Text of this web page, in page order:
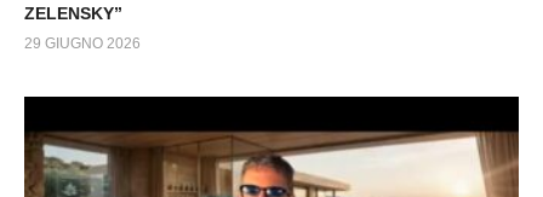
ZELENSKY”
29 GIUGNO 2026